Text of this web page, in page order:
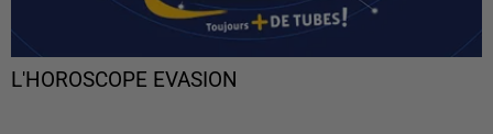
L'HOROSCOPE EVASION